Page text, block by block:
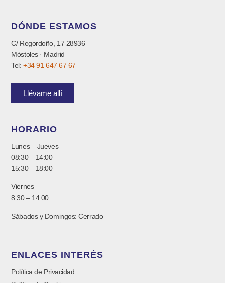
DÓNDE ESTAMOS
C/ Regordoño, 17 28936
Móstoles · Madrid
Tel:+34 91 647 67 67
Llévame allí
HORARIO
Lunes – Jueves
08:30 – 14:00
15:30 – 18:00
Viernes
8:30 – 14:00
Sábados y Domingos: Cerrado
ENLACES INTERÉS
Política de Privacidad